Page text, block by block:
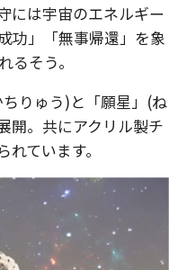
には宇宙のエネルギー
功」「無事帰還」を象
るそう。
りゅう)と「願星」(ね
開。共にアクリル製チ
ています。